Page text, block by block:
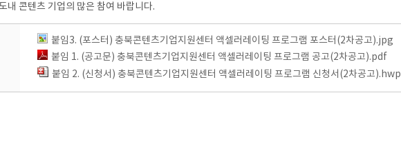
내 콘텐츠 기업의 많은 참여 바랍니다.
붙임3. (포스터) 충북콘텐츠기업지원센터 액셀러레이팅 프로그램 포스터(2차공고).jpg
붙임 1. (공고문) 충북콘텐츠기업지원센터 액셀러레이팅 프로그램 공고(2차공고).pdf
붙임 2. (신청서) 충북콘텐츠기업지원센터 액셀러레이팅 프로그램 신청서(2차공고).hwp